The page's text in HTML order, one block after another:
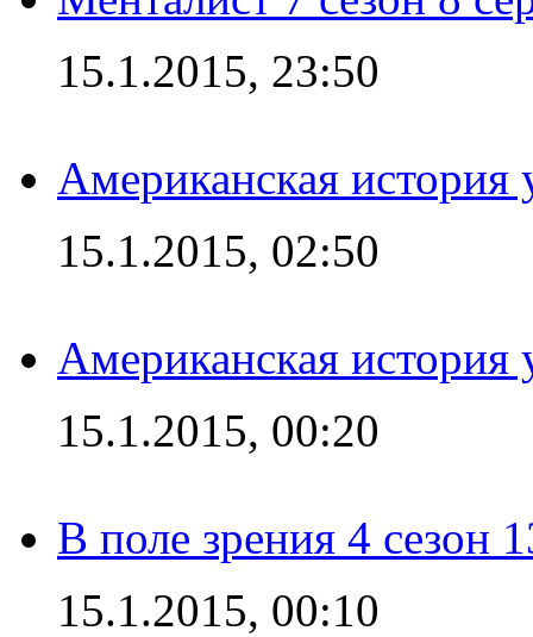
15.1.2015, 23:50
Американская история
15.1.2015, 02:50
Американская история
15.1.2015, 00:20
В поле зрения 4 сезон
15.1.2015, 00:10